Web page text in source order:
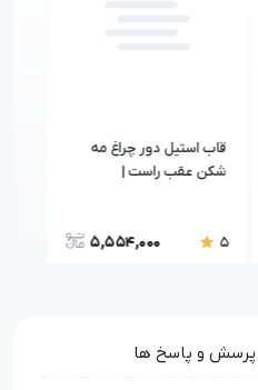
قاب استیل دور چراغ مه
شکن عقب راست |
5
5,554,000
پرسش و پاسخ ها